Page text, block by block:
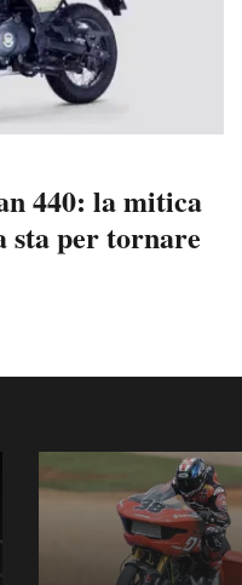
440: la mitica
sta per tornare